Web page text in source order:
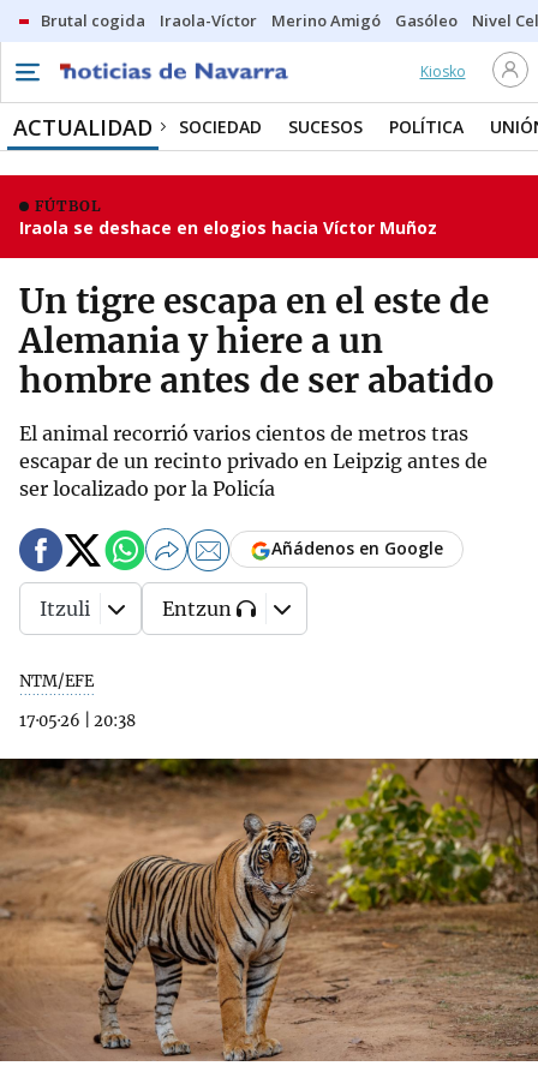
Brutal cogida Iraola-Víctor Merino Amigó Gasóleo Nivel
Kiosko
ACTUALIDAD SOCIEDAD SUCESOS POLÍTICA
FÚTBOL
Iraola se deshace en elogios hacia Víctor Muñoz
Un tigre escapa en el este de
Alemania y hiere a un
hombre antes de ser abatido
El animal recorrió varios cientos de metros tras
escapar de un recinto privado en Leipzig antes de
ser localizado por la Policía
NTM/EFE
17·05·26
20:38
Añádenos en Google
Itzuli Entzun